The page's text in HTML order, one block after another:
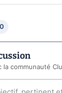
0
la communauté